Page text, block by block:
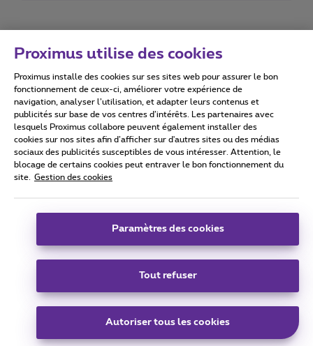
Conditions d'utilisation Accessibility statement
Tous droits réservés. © 2026
Conditions générales, info consommateur
Coordonnées de l’entreprise
Boulevard du Roi Albert II 27 - B-1030 Bruxelles.
Carrier & Wholesale Solutions
|Telindus
|Sitemap
Proximus utilise des cookies
Proximus installe des cookies sur ses sites web pour assurer le bon
fonctionnement de ceux-ci, améliorer votre expérience de
navigation, analyser l’utilisation, et adapter leurs contenus et
publicités sur base de vos centres d’intérêts. Les partenaires avec
lesquels Proximus collabore peuvent également installer des
cookies sur nos sites afin d’afficher sur d'autres sites ou des médias
sociaux des publicités susceptibles de vous intéresser. Attention, le
blocage de certains cookies peut entraver le bon fonctionnement du
site.
Gestion des cookies
Paramètres des cookies
Tout refuser
Autoriser tous les cookies